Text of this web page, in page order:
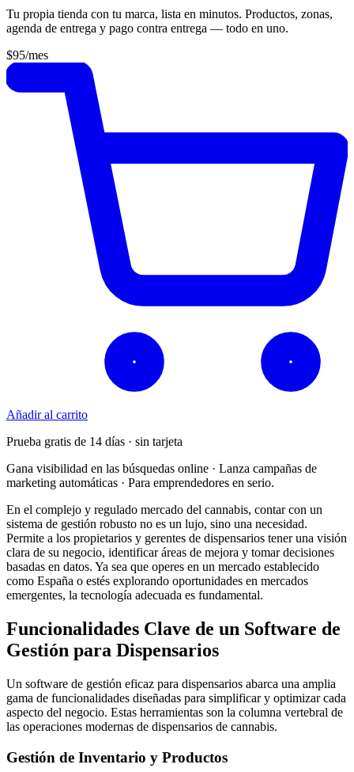
Tu propia tienda con tu marca, lista en minutos. Productos, zonas,
agenda de entrega y pago contra entrega — todo en uno.
$95/mes
Añadir al carrito
Prueba gratis de 14 días · sin tarjeta
Gana visibilidad en las búsquedas online · Lanza campañas de
marketing automáticas · Para emprendedores en serio.
En el complejo y regulado mercado del cannabis, contar con un
sistema de gestión robusto no es un lujo, sino una necesidad.
Permite a los propietarios y gerentes de dispensarios tener una visión
clara de su negocio, identificar áreas de mejora y tomar decisiones
basadas en datos. Ya sea que operes en un mercado establecido
como España o estés explorando oportunidades en mercados
emergentes, la tecnología adecuada es fundamental.
Funcionalidades Clave de un Software de
Gestión para Dispensarios
Un software de gestión eficaz para dispensarios abarca una amplia
gama de funcionalidades diseñadas para simplificar y optimizar cada
aspecto del negocio. Estas herramientas son la columna vertebral de
las operaciones modernas de dispensarios de cannabis.
Gestión de Inventario y Productos